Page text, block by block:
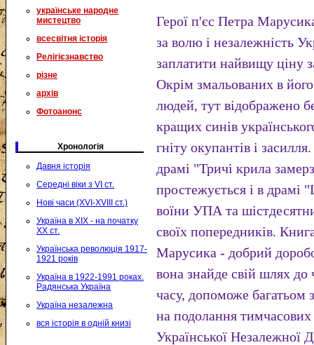
українське народне
мистецтво
всесвітня історія
Релігієзнавство
різне
архів
Фотоанонс
Хронологія
Давня історія
Середні віки з VI ст.
Нові часи (XVI-XVIII ст.)
Україна в XIX - на початку
XX ст.
Українська революція 1917-
1921 років
Україна в 1922-1991 роках.
Радянська Україна
Україна незалежна
вся історія в одній книзі
Герої п'єс Петра
за волю і незалежність
заплатити найвищу ціну
Окрім змальованих в
людей, тут відображено
кращих синів
гніту окупантів і
драмі "Тричі крила
простежується і в драмі
воїни УПА та
своїх попередників.
Марусика - добрий
вона знайде свій шлях до
часу, допоможе багатьом
на подолання тимчасових
Української Незалежної